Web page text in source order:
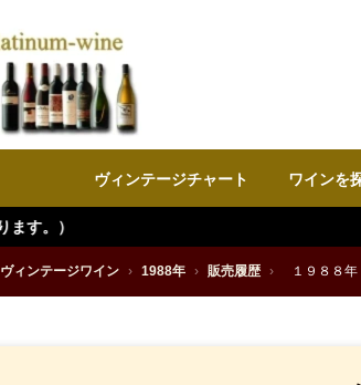
ヴィンテージチャート ワインを
ヴィンテージワイン › 1988年 › 販売履歴 › １９８８